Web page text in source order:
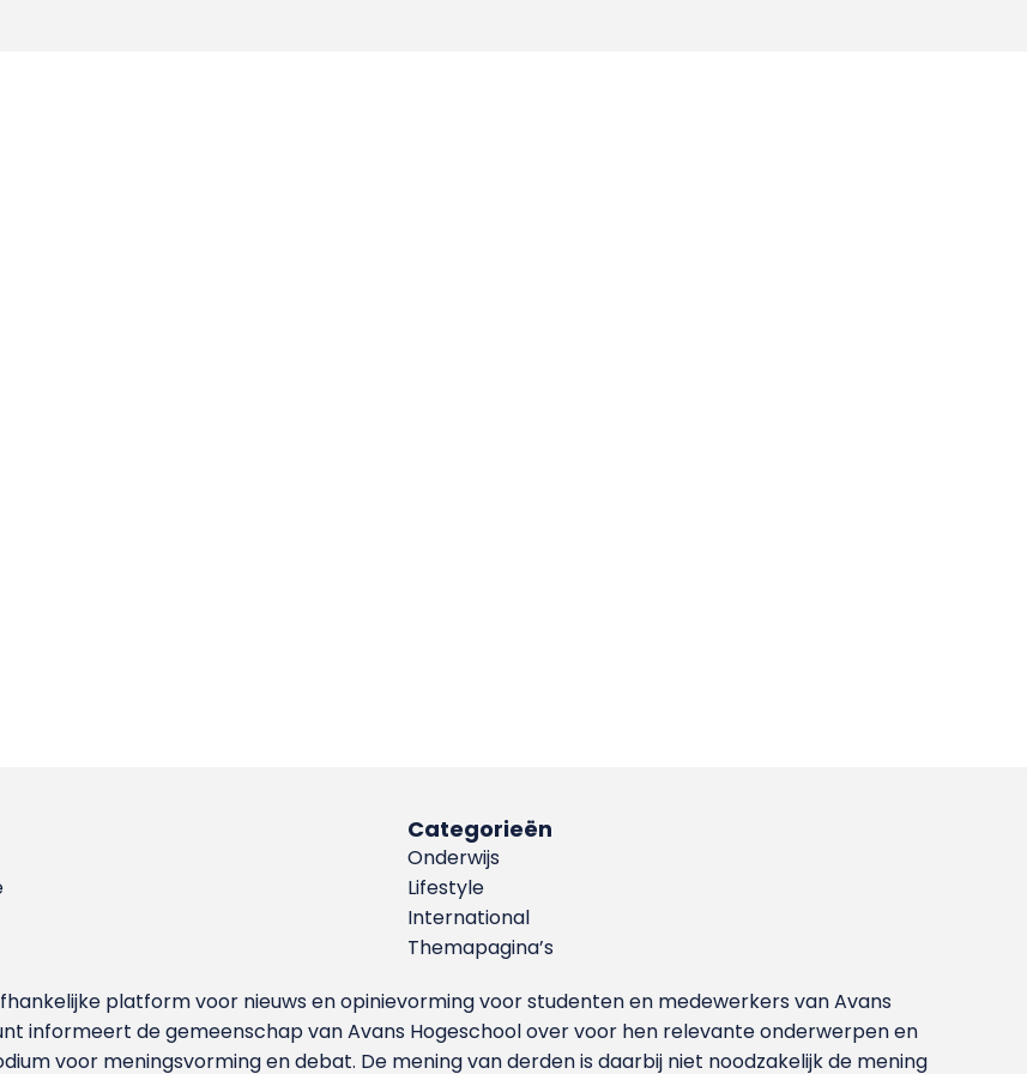
Categorieën
Onderwijs
Lifestyle
International
Themapagina’s
platform voor nieuws en opinievorming voor studenten en medewerkers van Avans
informeert de gemeenschap van Avans Hogeschool over voor hen relevante onderwerpen en
voor meningsvorming en debat. De mening van derden is daarbij niet noodzakelijk de mening